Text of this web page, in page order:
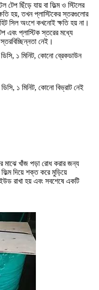
টেপ ছিঁড়ে যায় বা ফিল্ম ও স্টিলের
হয়, তখন প্লাস্টিকের স্তরগুলোর
সিল অংশে কখনোই ক্ষতি হয় না।
এবং প্লাস্টিক স্তরের মধ্যে
নেই।
১ মিনিট, কোনো ব্রেকডাউন
১ মিনিট, কোনো বিভ্রাট নেই
মাঝে খাঁজ পড়া রোধ করার জন্য
দিয়ে শক্ত করে মুড়িয়ে
রাখা হয় এবং সবশেষে একটি